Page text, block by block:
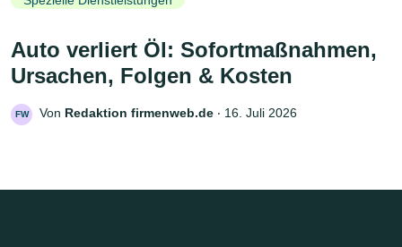
Auto verliert Öl: Sofortmaßnahmen,
Ursachen, Folgen & Kosten
FW Von Redaktion firmenweb.de ‧ 16. Juli 2026